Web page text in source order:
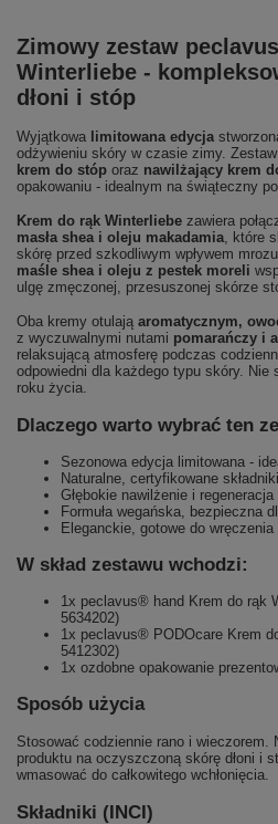
Zimowy zestaw
Winterliebe -
dłoni i stóp
Wyjątkowa limitowana edycja
odżywieniu skóry w czasie zimy.
krem do stóp oraz nawilżający krem
opakowaniu - idealnym na świąteczny
Krem do rąk Winterliebe zawiera
masła shea i oleju makadamia, które
skórę przed szkodliwym wpływem
maśle shea i oleju z pestek moreli
ulgę zmęczonej, przesuszonej skórze
Oba kremy otulają aromatycznym,
z wyczuwalnymi nutami pomarańczy i
relaksującą atmosferę podczas
odpowiedni dla każdego typu skóry. Nie
roku życia.
Dlaczego warto wybrać ten
Sezonowa edycja limitowana -
Naturalne, certyfikowane
Głębokie nawilżenie i regeneracja
Formuła wegańska, bezpieczna
Eleganckie, gotowe do wręczenia
W skład zestawu wchodzi:
1x peclavus® hand Krem do rąk
5634202)
1x peclavus® PODOcare Krem
5412302)
1x ozdobne opakowanie
Sposób użycia
Stosować codziennie rano i wieczorem.
produktu na oczyszczoną skórę dłoni i
wmasować do całkowitego wchłonięcia.
Składniki (INCI)